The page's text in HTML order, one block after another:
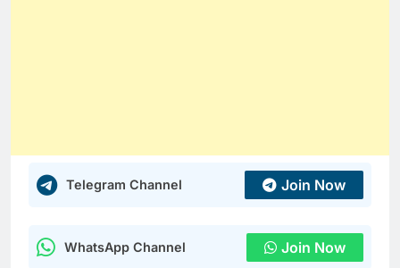
Telegram Channel Join Now
WhatsApp Channel Join Now